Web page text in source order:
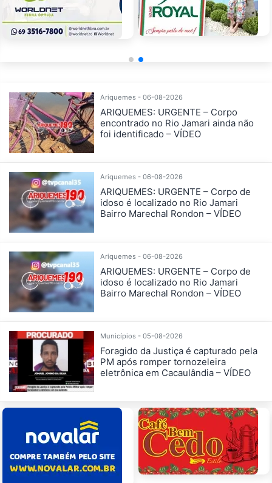
Ariquemes - 06-08-2026
ARIQUEMES: URGENTE – Corpo
encontrado no Rio Jamari ainda não
foi identificado – VÍDEO
Ariquemes - 06-08-2026
ARIQUEMES: URGENTE – Corpo de
idoso é localizado no Rio Jamari
Bairro Marechal Rondon – VÍDEO
Ariquemes - 06-08-2026
ARIQUEMES: URGENTE – Corpo de
idoso é localizado no Rio Jamari
Bairro Marechal Rondon – VÍDEO
Municípios - 05-08-2026
Foragido da Justiça é capturado pela
PM após romper tornozeleira
eletrônica em Cacaulândia – VÍDEO